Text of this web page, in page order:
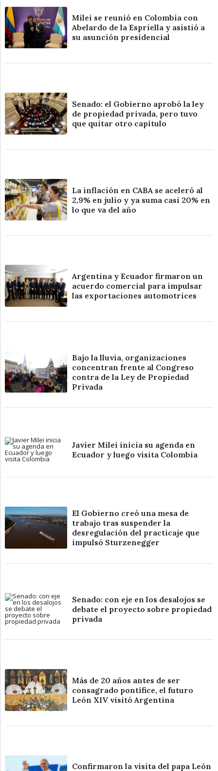
Milei se reunió en Colombia con
Abelardo de la Espriella y asistió a
su asunción presidencial
Senado: el Gobierno aprobó la ley
de propiedad privada, pero tuvo
que quitar otro capítulo
La inflación en CABA se aceleró al
2,9% en julio y ya suma casi 20% en
lo que va del año
Argentina y Ecuador firmaron un
acuerdo comercial para impulsar
las exportaciones automotrices
Bajo la lluvia, organizaciones
concentran frente al Congreso
contra de la Ley de Propiedad
Privada
Javier Milei inicia su agenda en
Ecuador y luego visita Colombia
El Gobierno creó una mesa de
trabajo tras suspender la
desregulación del practicaje que
impulsó Sturzenegger
Senado: con eje en los desalojos se
debate el proyecto sobre propiedad
privada
Más de 20 años antes de ser
consagrado pontífice, el futuro
León XIV visitó Argentina
Confirmaron la visita del papa León